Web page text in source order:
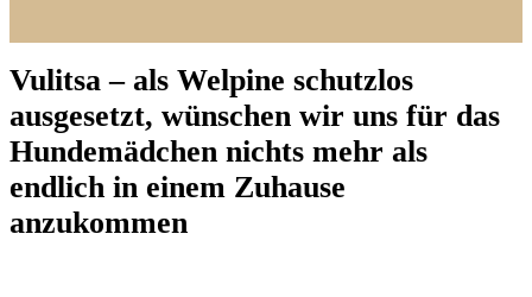
Vulitsa – als Welpine schutzlos
ausgesetzt, wünschen wir uns für das
Hundemädchen nichts mehr als
endlich in einem Zuhause
anzukommen